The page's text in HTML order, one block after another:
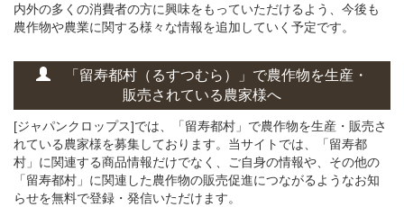
内外の多くの消費者の方に興味をもっていただけるよう、今後も
農作物や農業に関する様々な情報を追加していく予定です。
「留寿都村（るすつむら）」 で農作物を生産・
販売されている農家様へ
[ジャパンクロップス]では、「留寿都村」で農作物を生産・販売さ
れている農家様を募集しております。当サイトでは、「留寿都
村」に関連する商品情報だけでなく、ご自身の情報や、その他の
「留寿都村」に関連した農作物の販売促進につながるようなお知
らせを無料で登録・発信いただけます。